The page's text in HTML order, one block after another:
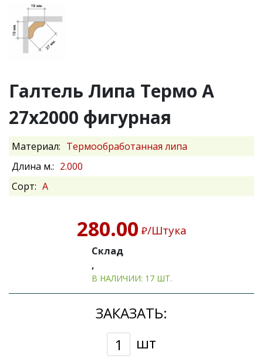
Галтель Липа Термо А
27х2000 фигурная
Материал: Термообработанная липа
Длина м.: 2.000
Сорт: А
280.00 ₽/Штука
Склад
,
В НАЛИЧИИ: 17 ШТ.
ЗАКАЗАТЬ:
шт